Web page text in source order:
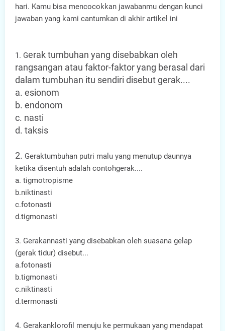
hari. Kamu bisa mencocokkan jawabanmu dengan kunci
jawaban yang kami cantumkan di akhir artikel ini
1. Gerak tumbuhan yang disebabkan oleh
rangsangan atau faktor-faktor yang berasal dari
dalam tumbuhan itu sendiri disebut gerak....
a. esionom
b. endonom
c. nasti
d. taksis
2. Geraktumbuhan putri malu yang menutup daunnya
ketika disentuh adalah contohgerak....
a. tigmotropisme
b.niktinasti
c.fotonasti
d.tigmonasti
3. Gerakannasti yang disebabkan oleh suasana gelap
(gerak tidur) disebut...
a.fotonasti
b.tigmonasti
c.niktinasti
d.termonasti
4. Gerakanklorofil menuju ke permukaan yang mendapat